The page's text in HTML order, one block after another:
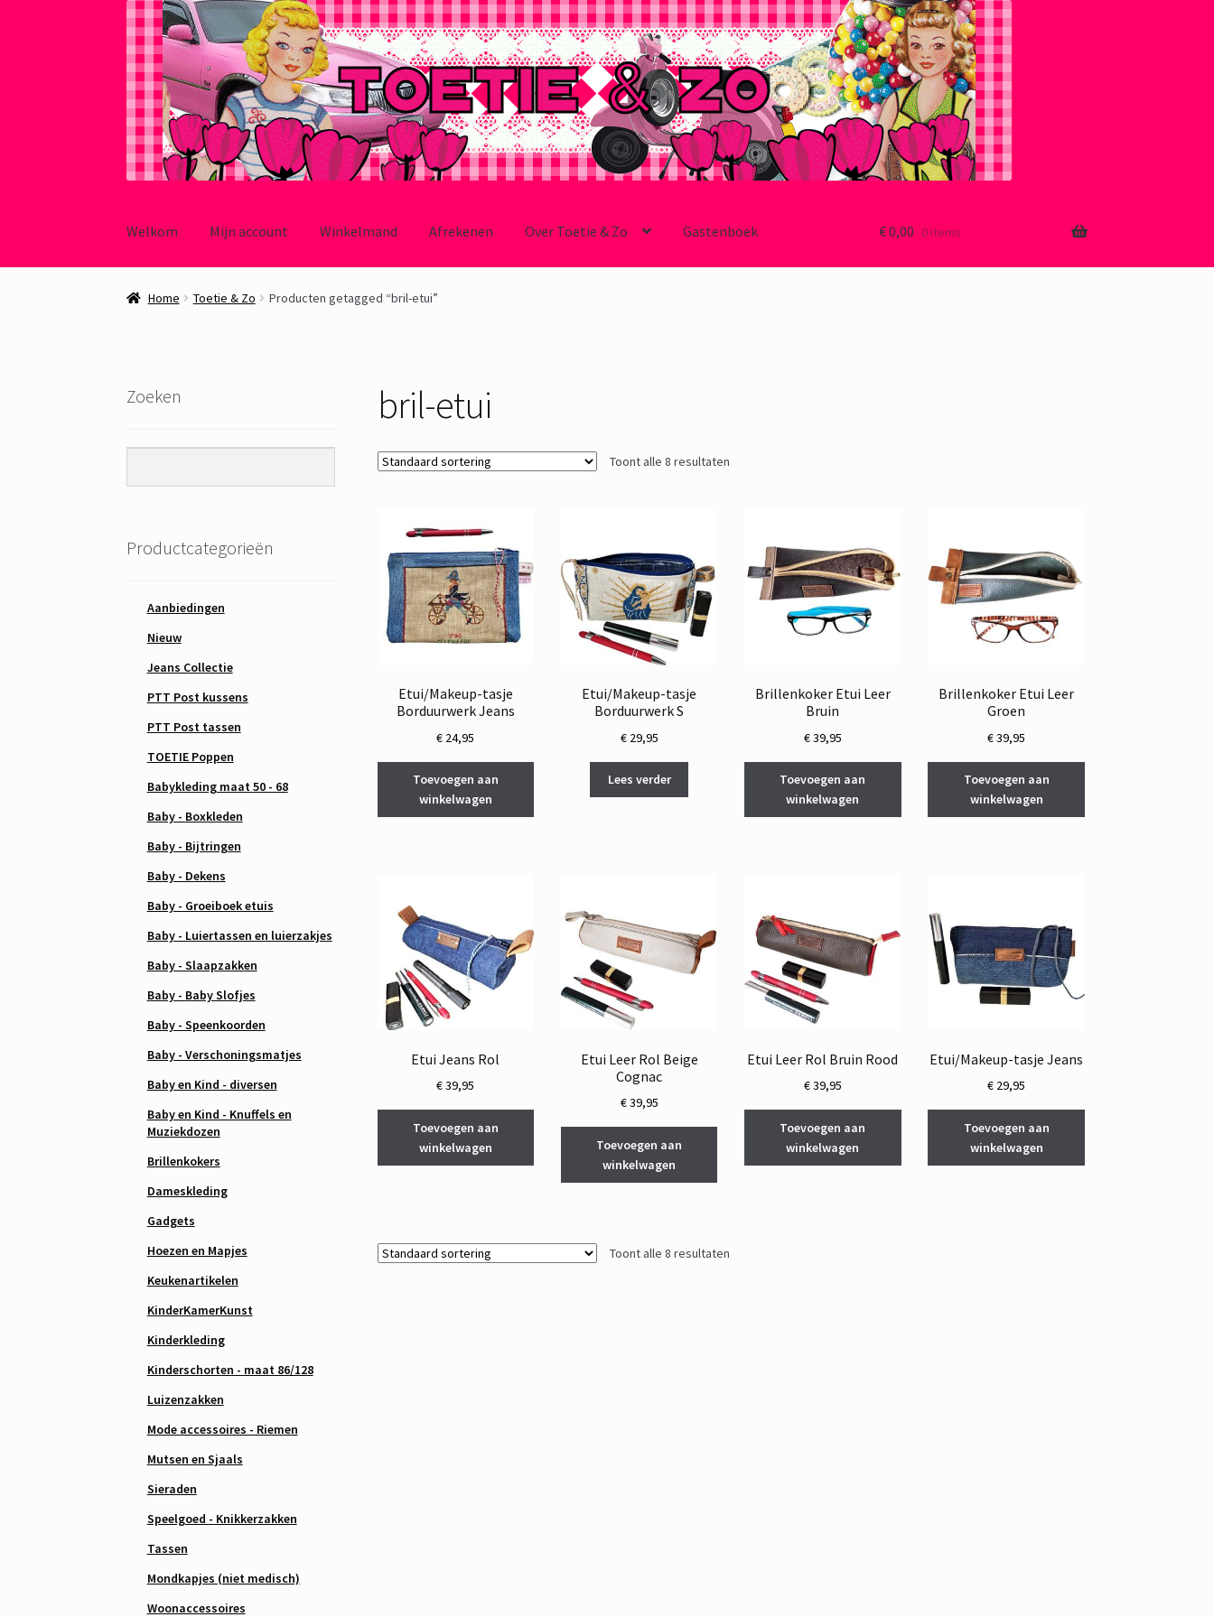
door
naar
Welkom Mijn account Winkelmand Afrekenen Over Toetie & Zo Gastenboek €0,00 0 items
Home Toetie & Zo Producten getagged “bril-etui”
bril-etui
Toont alle 8 resultaten
Etui/Makeup-tasje
Borduurwerk Jeans
€ 24,95
Toevoegen aan
winkelwagen
Etui/Makeup-tasje
Borduurwerk S
€29,95
Lees verder
Brillenkoker Etui Leer
Bruin
€39,95
Toevoegen aan
winkelwagen
Brillenkoker Etui Leer
Groen
€39,95
Toevoegen aan
winkelwagen
Etui Jeans Rol
€39,95
Toevoegen aan
winkelwagen
Etui Leer Rol Beige
Cognac
€39,95
Toevoegen aan
winkelwagen
Etui Leer Rol Bruin Rood
€39,95
Toevoegen aan
winkelwagen
Etui/Makeup-tasje Jeans
€ 29,95
Toevoegen aan
winkelwagen
Toont alle 8 resultaten
Zoeken
Productcategorieën
Aanbiedingen
Nieuw
Jeans Collectie
PTT Post kussens
PTT Post tassen
TOETIE Poppen
Babykleding maat 50 - 68
Baby - Boxkleden
Baby - Bijtringen
Baby - Dekens
Baby - Groeiboek etuis
Baby - Luiertassen en luierzakjes
Baby - Slaapzakken
Baby - Baby Slofjes
Baby - Speenkoorden
Baby - Verschoningsmatjes
Baby en Kind - diversen
Baby en Kind - Knuffels en
Muziekdozen
Brillenkokers
Dameskleding
Gadgets
Hoezen en Mapjes
Keukenartikelen
KinderKamerKunst
Kinderkleding
Kinderschorten - maat 86/128
Luizenzakken
Mode accessoires - Riemen
Mutsen en Sjaals
Sieraden
Speelgoed - Knikkerzakken
Tassen
Mondkapjes (niet medisch)
Woonaccessoires